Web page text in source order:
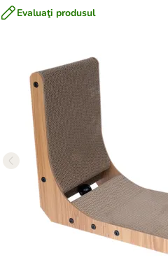
Evaluaţi produsul